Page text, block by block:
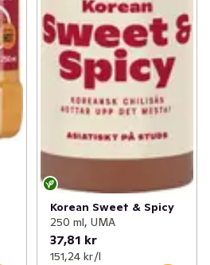
Korean Sweet & Spicy
250 ml, UMA
37,81 kr
151,24 kr /l